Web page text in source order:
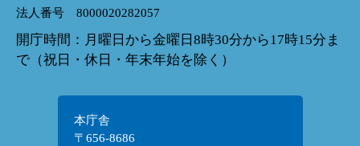
法人番号 8000020282057
開庁時間：月曜日から金曜日8時30分から17時15分ま
で（祝日・休日・年末年始を除く）
本庁舎
〒656-8686